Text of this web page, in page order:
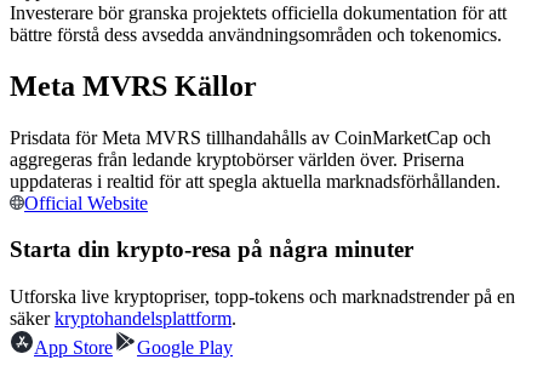
Kopiera Trading
Gå med de bästa handlarna
Investerare bör granska projektets officiella dokumentation för att
bättre förstå dess avsedda användningsområden och tokenomics.
Meta MVRS Källor
Prisdata för Meta MVRS tillhandahålls av CoinMarketCap och
aggregeras från ledande kryptobörser världen över. Priserna
uppdateras i realtid för att spegla aktuella marknadsförhållanden.
Official Website
Starta din krypto-resa på några minuter
Utforska live kryptopriser, topp-tokens och marknadstrender på en
säkerkryptohandelsplattform.
App Store
Google Play